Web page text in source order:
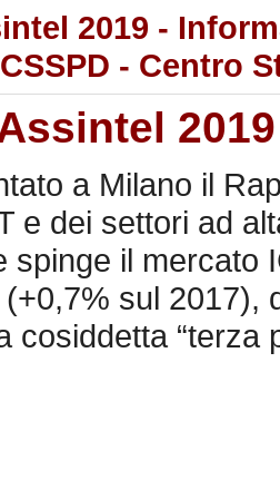
2019 -
- Centro
2019
a Milano il
e dei settori ad
spinge il mercato
sul 2017),
cosiddetta “terza